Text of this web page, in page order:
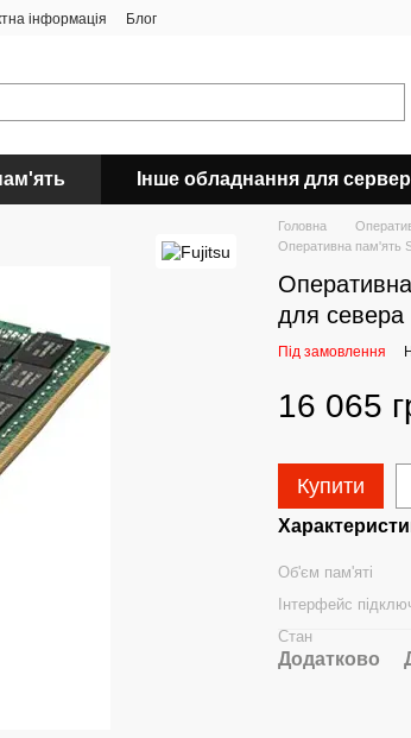
інформація Блог
Інше обладнання для
Головна
Оперативна пам'ять
для севера
Під замовлення
16 065
Купити
Об'єм пам'яті
Інтерфейс
Стан
Додатково